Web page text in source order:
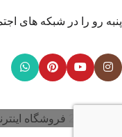
پنبه رو را در شبکه های
فروشگاه